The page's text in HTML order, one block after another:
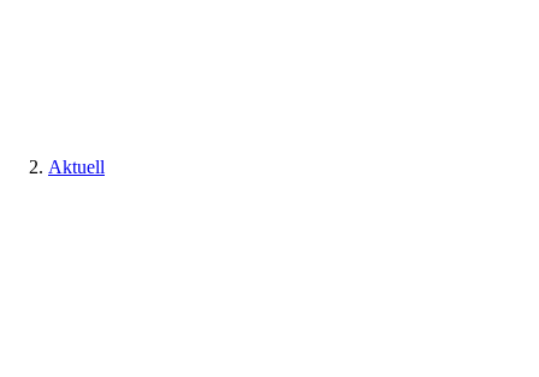
Aktuell